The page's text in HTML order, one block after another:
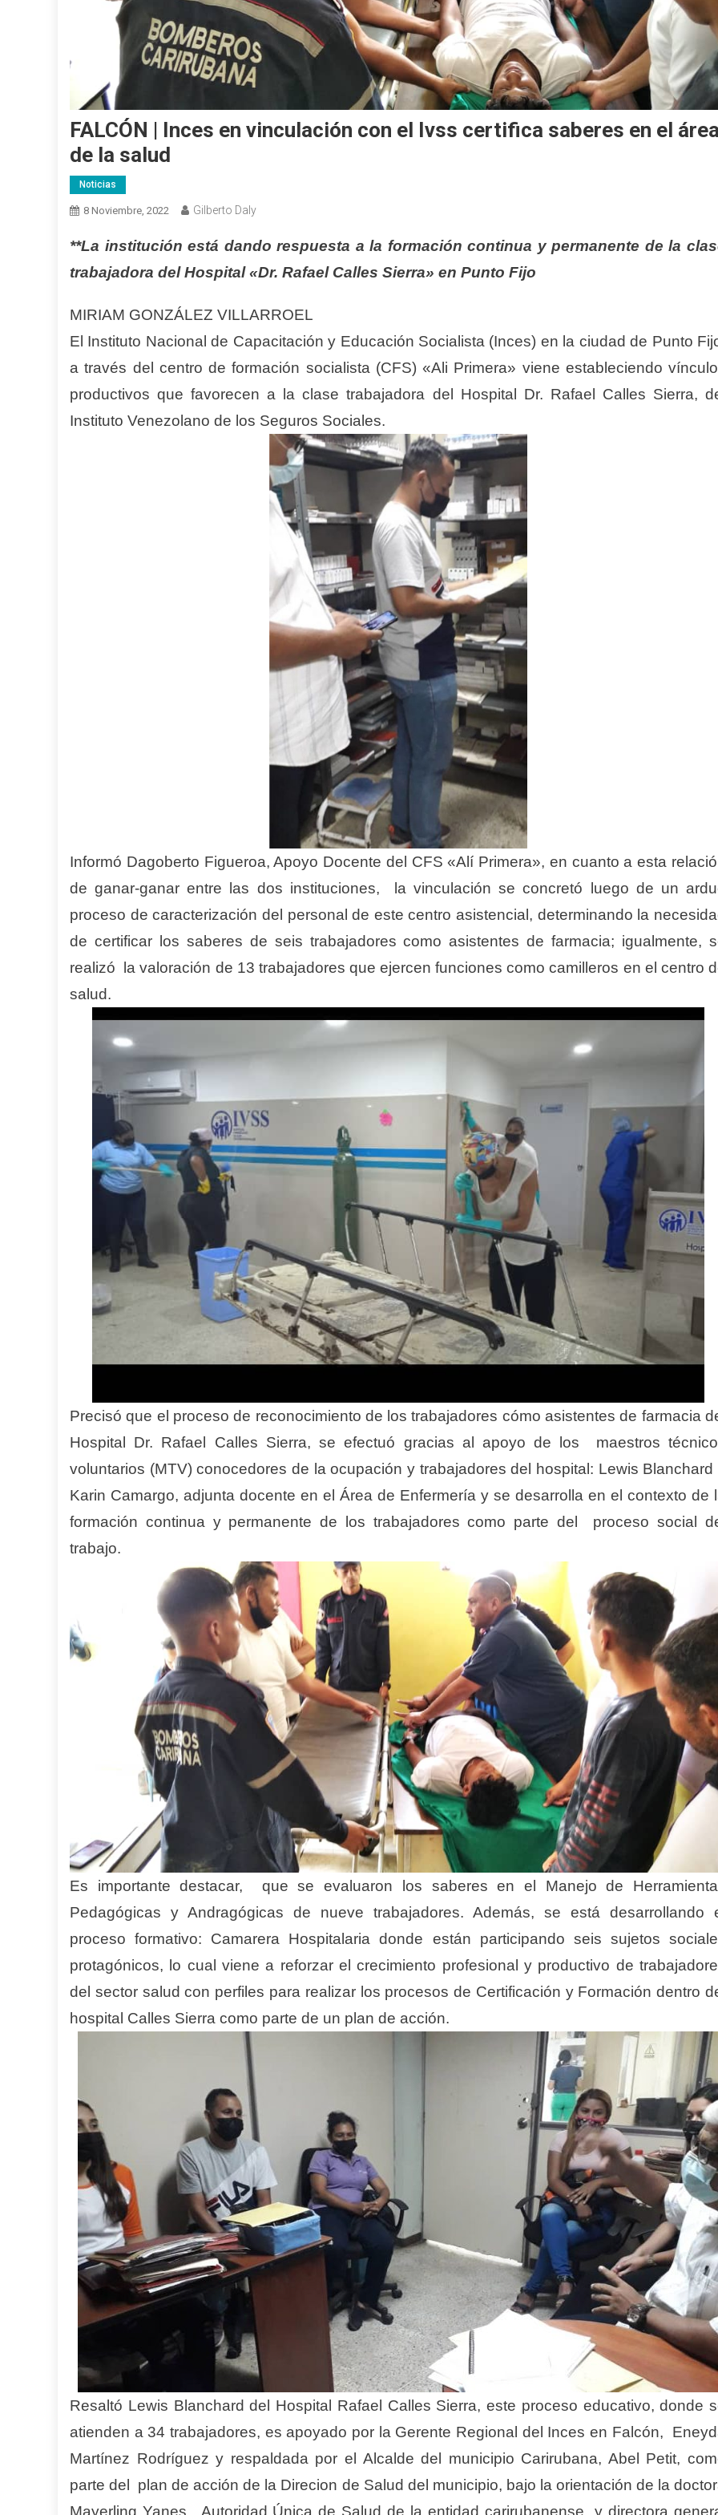
FALCÓN | Inces en vinculación con el Ivss certifica saberes en el
de la salud
Noticias
8 Noviembre, 2022 Gilberto Daly
**La institución está dando respuesta a la formación continua y permanente de la
trabajadora del Hospital «Dr. Rafael Calles Sierra» en Punto Fijo
MIRIAM GONZÁLEZ VILLARROEL
El Instituto Nacional de Capacitación y Educación Socialista (Inces) en la ciudad de Punto
a través del centro de formación socialista (CFS) «Ali Primera» viene estableciendo
productivos que favorecen a la clase trabajadora del Hospital Dr. Rafael Calles Sierra,
Instituto Venezolano de los Seguros Sociales.
Informó Dagoberto Figueroa, Apoyo Docente del CFS «Alí Primera», en cuanto a esta
de ganar-ganar entre las dos instituciones, la vinculación se concretó luego de un
proceso de caracterización del personal de este centro asistencial, determinando la
de certificar los saberes de seis trabajadores como asistentes de farmacia; igualmente,
realizó la valoración de 13 trabajadores que ejercen funciones como camilleros en el centro
salud.
Precisó que el proceso de reconocimiento de los trabajadores cómo asistentes de farmacia
Hospital Dr. Rafael Calles Sierra, se efectuó gracias al apoyo de los maestros
voluntarios (MTV) conocedores de la ocupación y trabajadores del hospital: Lewis Blanchard
Karin Camargo, adjunta docente en el Área de Enfermería y se desarrolla en el contexto de
formación continua y permanente de los trabajadores como parte del proceso social
trabajo.
Es importante destacar, que se evaluaron los saberes en el Manejo de
Pedagógicas y Andragógicas de nueve trabajadores. Además, se está desarrollando
proceso formativo: Camarera Hospitalaria donde están participando seis sujetos
protagónicos, lo cual viene a reforzar el crecimiento profesional y productivo de
del sector salud con perfiles para realizar los procesos de Certificación y Formación dentro
hospital Calles Sierra como parte de un plan de acción.
Resaltó Lewis Blanchard del Hospital Rafael Calles Sierra, este proceso educativo, donde
atienden a 34 trabajadores, es apoyado por la Gerente Regional del Inces en Falcón,
Martínez Rodríguez y respaldada por el Alcalde del municipio Carirubana, Abel Petit,
parte del plan de acción de la Direcion de Salud del municipio, bajo la orientación de la
Mayerling Yanes, Autoridad Única de Salud de la entidad carirubanense y directora